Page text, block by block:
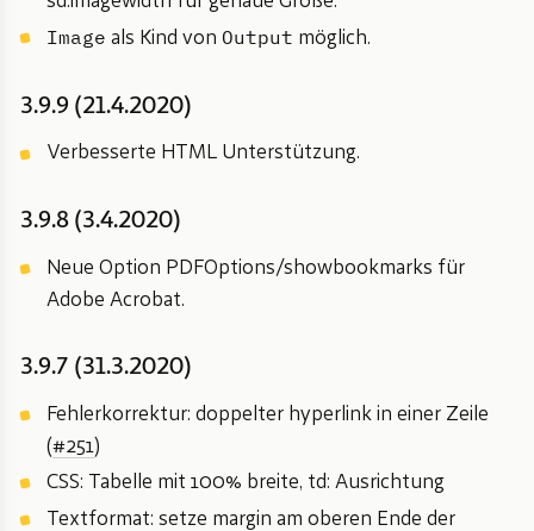
Image als Kind vonOutput möglich.
3.9.9 (21.4.2020)
Verbesserte HTML Unterstützung.
3.9.8 (3.4.2020)
Neue Option PDFOptions/showbookmarks für
Adobe Acrobat.
3.9.7 (31.3.2020)
Fehlerkorrektur: doppelter hyperlink in einer Zeile
(#251)
CSS: Tabelle mit 100% breite, td: Ausrichtung
Textformat: setze margin am oberen Ende der